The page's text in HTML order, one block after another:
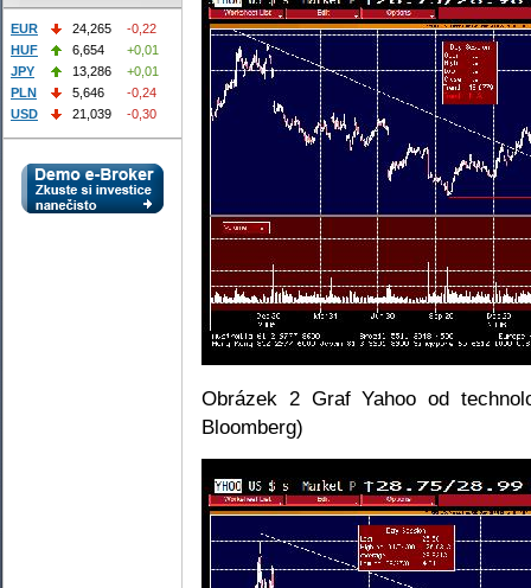
Obrázek 2 Graf Yahoo od
Bloomberg)
EUR 24,265
-0,22
HUF
6,654
+0,01
JPY
13,286
+0,01
PLN
5,646
-0,24
USD
21,039 -0,30